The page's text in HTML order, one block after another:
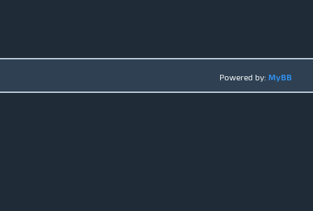
Powered by: MyBB